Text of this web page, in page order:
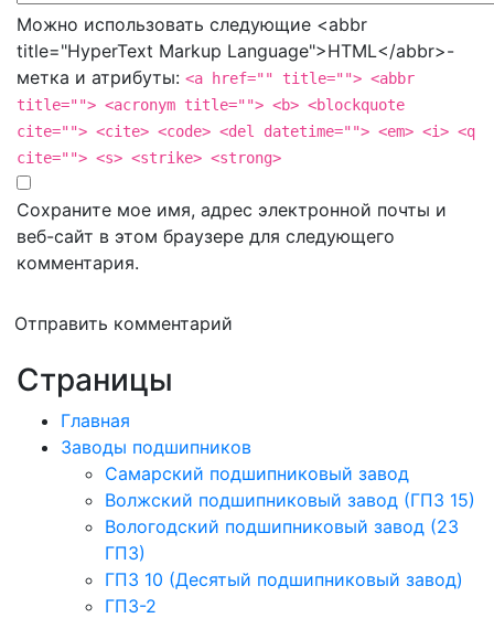
Можно использовать следующие <abbr
title="HyperText Markup Language">HTML</abbr>-
метка и атрибуты: <a href="" title=""> <abbr
title=""> <acronym title=""> <b> <blockquote
cite=""> <cite> <code> <del datetime=""> <em> <i> <q
cite=""> <s> <strike> <strong>
Сохраните мое имя, адрес электронной почты и
веб-сайт в этом браузере для следующего
комментария.
Отправить комментарий
Страницы
Главная
Заводы подшипников
Cамарский подшипниковый завод
Волжский подшипниковый завод (ГПЗ 15)
Вологодский подшипниковый завод (23
ГПЗ)
ГПЗ 10 (Десятый подшипниковый завод)
ГПЗ-2